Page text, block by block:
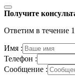
Получите
Ответим в течение
Имя :
Телефон :
Сообщение :